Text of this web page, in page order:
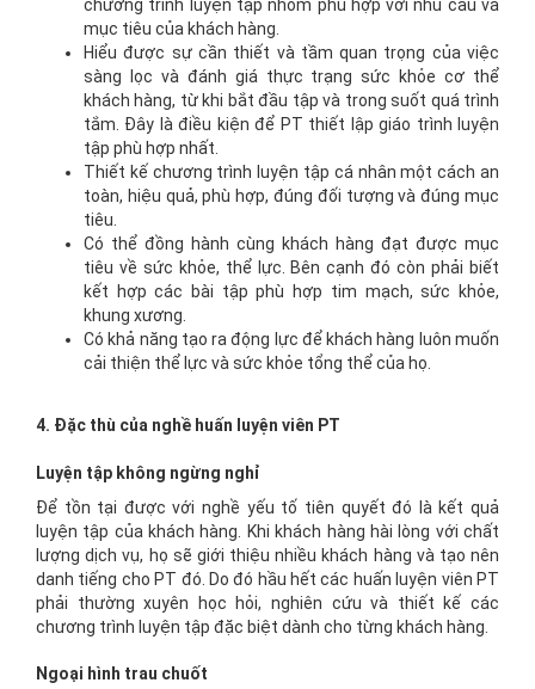
chương trình luyện tập nhóm phù hợp với nhu cầu và
mục tiêu của khách hàng.
Hiểu được sự cần thiết và tầm quan trọng của việc
sàng lọc và đánh giá thực trạng sức khỏe cơ thể
khách hàng, từ khi bắt đầu tập và trong suốt quá trình
tắm. Đây là điều kiện để PT thiết lập giáo trình luyện
tập phù hợp nhất.
Thiết kế chương trình luyện tập cá nhân một cách an
toàn, hiệu quả, phù hợp, đúng đối tượng và đúng mục
tiêu.
Có thể đồng hành cùng khách hàng đạt được mục
tiêu về sức khỏe, thể lực. Bên cạnh đó còn phải biết
kết hợp các bài tập phù hợp tim mạch, sức khỏe,
khung xương.
Có khả năng tạo ra động lực để khách hàng luôn muốn
cải thiện thể lực và sức khỏe tổng thể của họ.
4. Đặc thù của nghề huấn luyện viên PT
Luyện tập không ngừng nghỉ
Để tồn tại được với nghề yếu tố tiên quyết đó là kết quả
luyện tập của khách hàng. Khi khách hàng hài lòng với chất
lượng dịch vụ, họ sẽ giới thiệu nhiều khách hàng và tạo nên
danh tiếng cho PT đó. Do đó hầu hết các huấn luyện viên PT
phải thường xuyên học hỏi, nghiên cứu và thiết kế các
chương trình luyện tập đặc biệt dành cho từng khách hàng.
Ngoại hình trau chuốt